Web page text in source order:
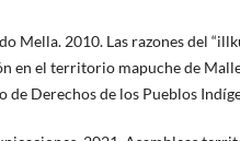
Mella. 2010. Las razones del
en el territorio mapuche de
de Derechos de los Pueblos